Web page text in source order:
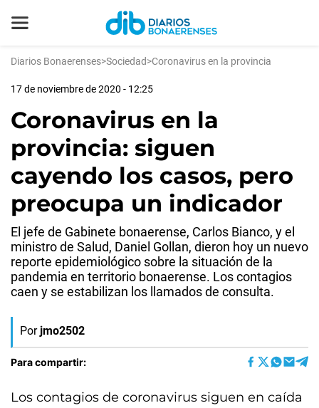
Diarios Bonaerenses>Sociedad>Coronavirus en la provincia
17 de noviembre de 2020 - 12:25
Coronavirus en la
provincia: siguen
cayendo los casos, pero
preocupa un indicador
El jefe de Gabinete bonaerense, Carlos Bianco, y el
ministro de Salud, Daniel Gollan, dieron hoy un nuevo
reporte epidemiológico sobre la situación de la
pandemia en territorio bonaerense. Los contagios
caen y se estabilizan los llamados de consulta.
Por jmo2502
Para compartir:
Los contagios de coronavirus siguen en caída